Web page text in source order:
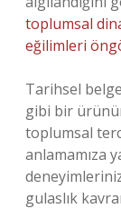
toplumsal
eğilimleri
Tarihsel
gibi bir
toplumsal
anlamamıza
gulaslık